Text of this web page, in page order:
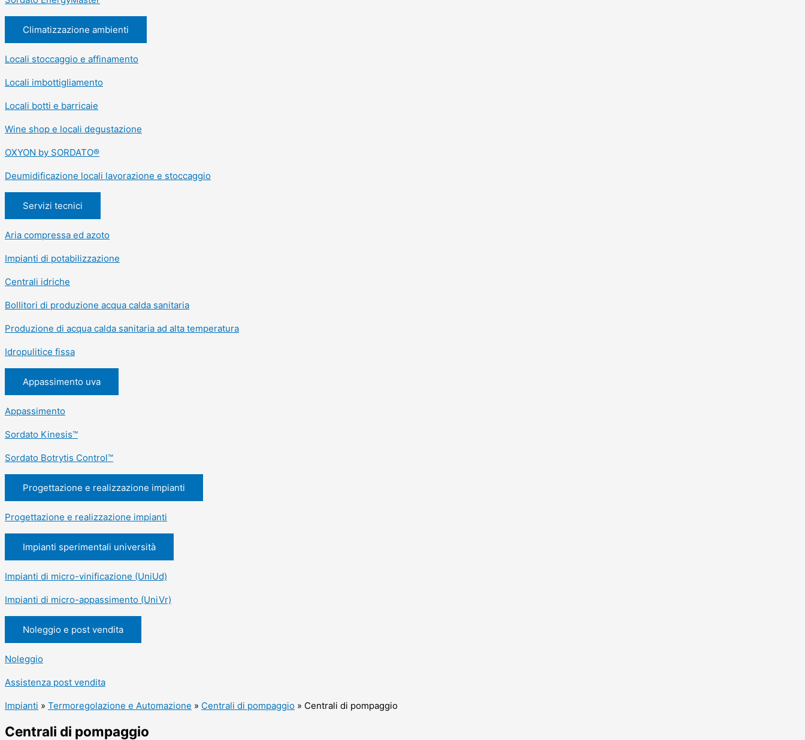
Climatizzazione ambienti
Locali stoccaggio e affinamento
Locali imbottigliamento
Locali botti e barricaie
Wine shop e locali degustazione
OXYON by SORDATO®
Deumidificazione locali lavorazione e stoccaggio
Servizi tecnici
Aria compressa ed azoto
Impianti di potabilizzazione
Centrali idriche
Bollitori di produzione acqua calda sanitaria
Produzione di acqua calda sanitaria ad alta temperatura
Idropulitice fissa
Appassimento uva
Appassimento
Sordato Kinesis™
Sordato Botrytis Control™
Progettazione e realizzazione impianti
Progettazione e realizzazione impianti
Impianti sperimentali università
Impianti di micro-vinificazione (UniUd)
Impianti di micro-appassimento (UniVr)
Noleggio e post vendita
Noleggio
Assistenza post vendita
Impianti » Termoregolazione e Automazione » Centrali di pompaggio » Centrali di pompaggio
Centrali di pompaggio